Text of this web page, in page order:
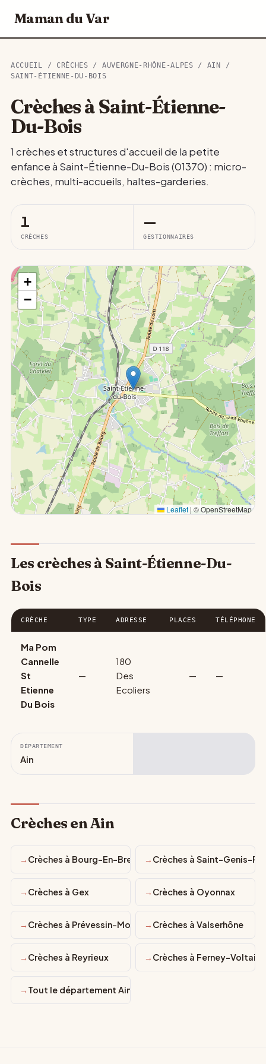
Maman du Var
ACCUEIL / CRÈCHES / AUVERGNE-RHÔNE-ALPES / AIN
/
SAINT-ÉTIENNE-DU-BOIS
Crèches à Saint-Étienne-
Du-Bois
1 crèches et structures d'accueil de la petite
enfance à Saint-Étienne-Du-Bois (01370) : micro-
crèches, multi-accueils, haltes-garderies.
1
CRÈCHES
—
GESTIONNAIRES
+
−
Leaflet | © OpenStreetMap
Les crèches à Saint-Étienne-Du-
Bois
CRÈCHE TYPE ADRESSE PLACES TÉLÉPHONE
Ma Pom
Cannelle
St
Etienne
Du Bois
—
180
Des
Ecoliers
— —
DÉPARTEMENT
Ain
Crèches en Ain
Crèches à Bourg-En-Bresse Crèches à Saint-Genis-
Crèches à Gex Crèches à Oyonnax
Crèches à Prévessin-Moëns Crèches à Valserhône
Crèches à Reyrieux Crèches à Ferney-Voltaire
Tout le département Ain